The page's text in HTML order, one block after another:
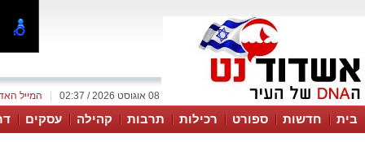
המייל 08 אוגוסט 2026 / 02:37
בית חדשות ספורט רכילות תרבות קהילה עסקים